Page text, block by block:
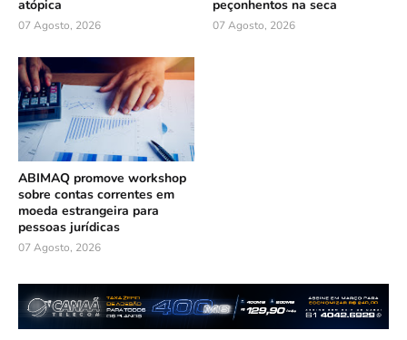
atópica
07 Agosto, 2026
peçonhentos na seca
07 Agosto, 2026
ABIMAQ promove workshop
sobre contas correntes em
moeda estrangeira para
pessoas jurídicas
07 Agosto, 2026